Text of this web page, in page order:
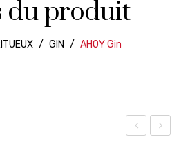
du produit
/ GIN / AHOY Gin